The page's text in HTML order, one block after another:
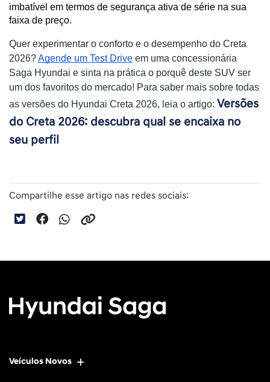
imbatível em termos de segurança ativa de série na sua
faixa de preço.
Quer experimentar o conforto e o desempenho do Creta
2026?Agende um Test Drive em uma concessionária
Saga Hyundai e sinta na prática o porquê deste SUV ser
um dos favoritos do mercado! Para saber mais sobre todas
as versões do Hyundai Creta 2026, leia o artigo: Versões
do Creta 2026: descubra qual se encaixa no
seu perfil
Compartilhe esse artigo nas redes sociais:
Veículos Novos